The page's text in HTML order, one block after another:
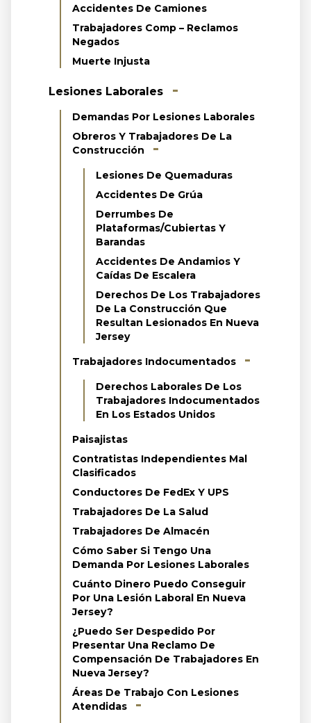
Accidentes De Camiones
Trabajadores Comp – Reclamos
Negados
Muerte Injusta
Lesiones Laborales
Demandas Por Lesiones Laborales
Obreros Y Trabajadores De La
Construcción
Lesiones De Quemaduras
Accidentes De Grúa
Derrumbes De
Plataformas/cubiertas Y
Barandas
Accidentes De Andamios Y
Caídas De Escalera
Derechos De Los Trabajadores
De La Construcción Que
Resultan Lesionados En Nueva
Jersey
Trabajadores Indocumentados
Derechos Laborales De Los
Trabajadores Indocumentados
En Los Estados Unidos
Paisajistas
Contratistas Independientes Mal
Clasificados
Conductores De FedEx Y UPS
Trabajadores De La Salud
Trabajadores De Almacén
Cómo Saber Si Tengo Una
Demanda Por Lesiones Laborales
Cuánto Dinero Puedo Conseguir
Por Una Lesión Laboral En Nueva
Jersey?
¿Puedo Ser Despedido Por
Presentar Una Reclamo De
Compensación De Trabajadores En
Nueva Jersey?
Áreas De Trabajo Con Lesiones
Atendidas